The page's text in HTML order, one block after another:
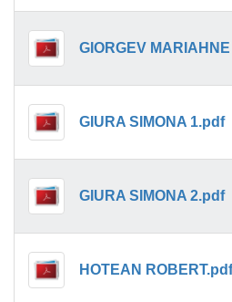
GIURA SIMONA 1.pdf
GIURA SIMONA 2.pdf
HOTEAN ROBERT.pdf